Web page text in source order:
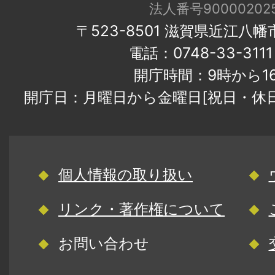
法人番号
〒523-8501 滋賀県近江八幡
電話：0748-33-
開庁時間：9時から
開庁日：月曜日から金曜日[祝日・
個人情報の取り扱い
リンク・著作権について
お問い合わせ